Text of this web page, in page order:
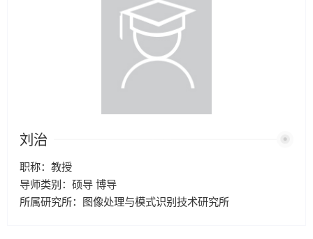
刘治
职称：教授
导师类别：硕导 博导
所属研究所：图像处理与模式识别技术研究所